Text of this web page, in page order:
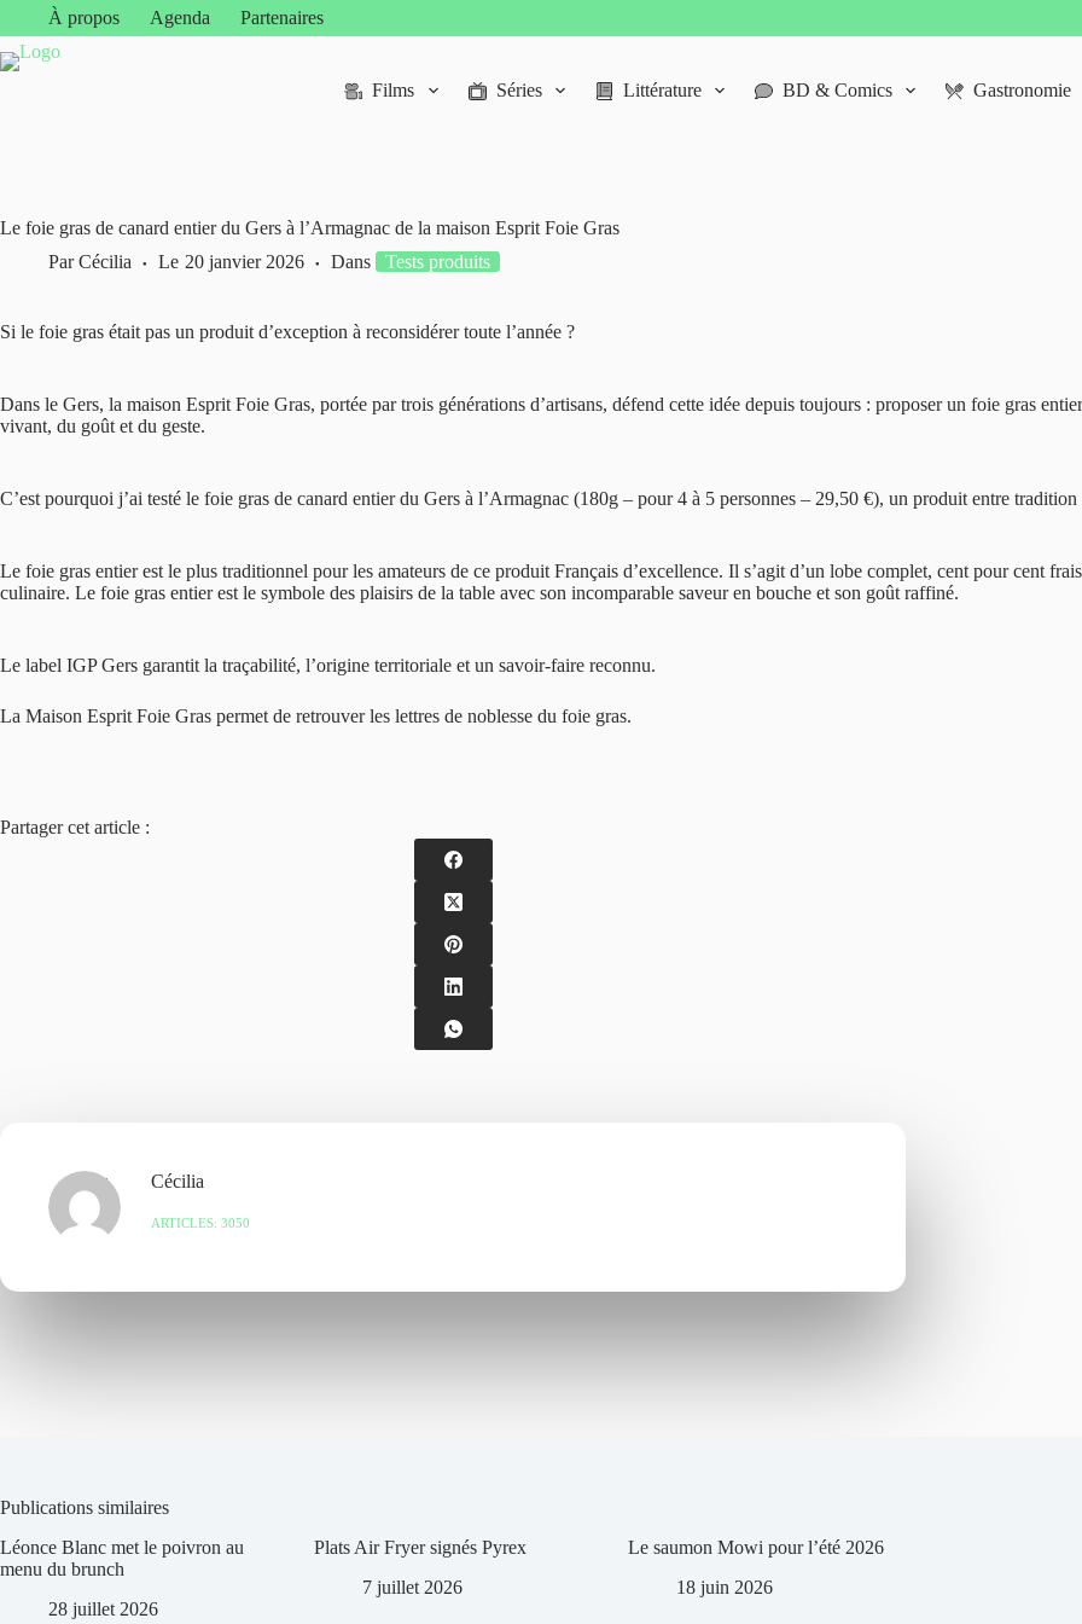
contenu
À propos Agenda Partenaires
Films Séries Littérature BD & Comics Gastronomie
Le foie gras de canard entier du Gers à l’Armagnac de la maison Esprit Foie Gras
Par Cécilia Le 20 janvier 2026 Dans Tests produits
Si le foie gras était pas un produit d’exception à reconsidérer toute l’année ?
Dans le Gers, la maison Esprit Foie Gras, portée par trois générations d’artisans, défend cette idée depuis toujours : proposer un foie gras
vivant, du goût et du geste.
C’est pourquoi j’ai testé le foie gras de canard entier du Gers à l’Armagnac (180g – pour 4 à 5 personnes – 29,50 €), un produit entre
Le foie gras entier est le plus traditionnel pour les amateurs de ce produit Français d’excellence. Il s’agit d’un lobe complet, cent pour cent
culinaire. Le foie gras entier est le symbole des plaisirs de la table avec son incomparable saveur en bouche et son goût raffiné.
Le label IGP Gers garantit la traçabilité, l’origine territoriale et un savoir-faire reconnu.
La Maison Esprit Foie Gras permet de retrouver les lettres de noblesse du foie gras.
Partager cet article :
Cécilia
ARTICLES: 3050
Publications similaires
Léonce Blanc met le poivron au
menu du brunch
28 juillet 2026
Plats Air Fryer signés Pyrex
7 juillet 2026
Le saumon Mowi pour l’été 2026
18 juin 2026